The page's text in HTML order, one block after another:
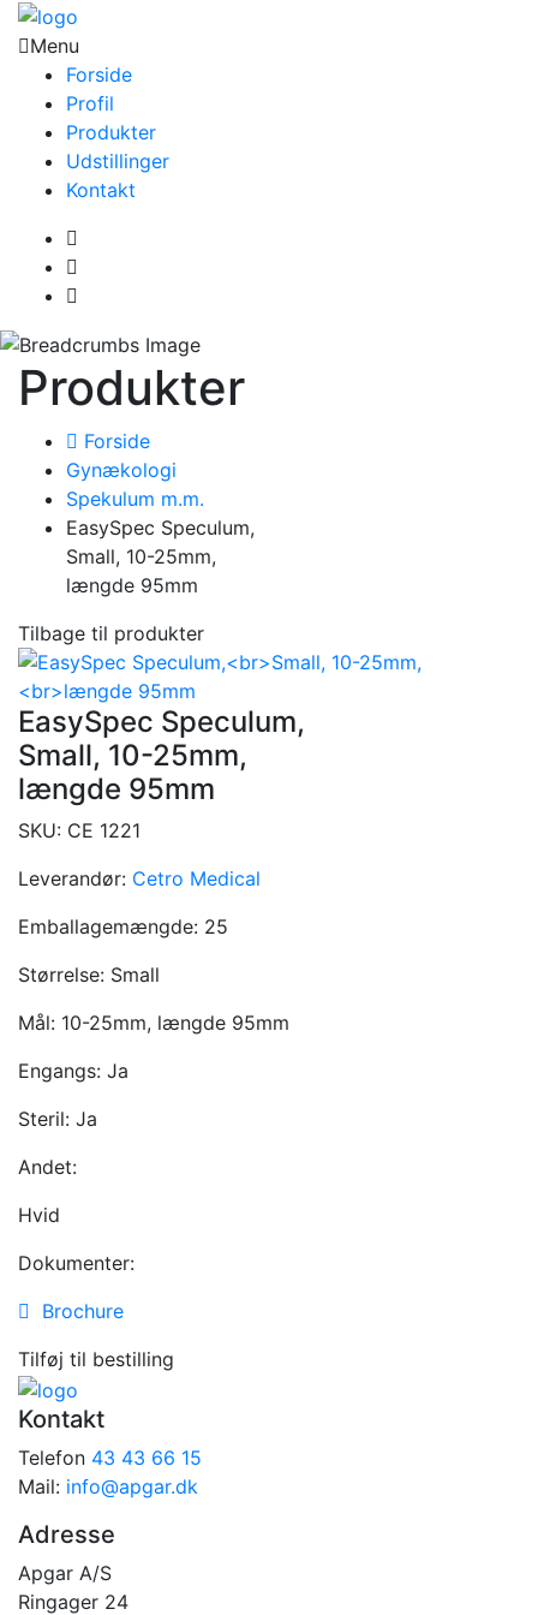
Menu
Forside
Profil
Produkter
Udstillinger
Kontakt
Produkter
Forside
Gynækologi
Spekulum m.m.
EasySpec Speculum,
Small, 10-25mm,
længde 95mm
Tilbage til produkter
EasySpec Speculum,
Small, 10-25mm,
længde 95mm
SKU: CE 1221
Leverandør: Cetro Medical
Emballagemængde: 25
Størrelse: Small
Mål: 10-25mm, længde 95mm
Engangs: Ja
Steril: Ja
Andet:
Hvid
Dokumenter:
Brochure
Tilføj til bestilling
Kontakt
Telefon 43 43 66 15
Mail: info@apgar.dk
Adresse
Apgar A/S
Ringager 24